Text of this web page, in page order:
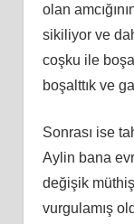
olan
sikiliyor ve
coşku ile
boşalttık ve
Sonrası ise
Aylin bana
değişik
vurgulamış